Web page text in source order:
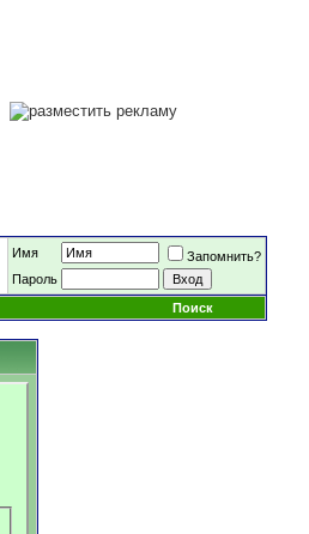
Имя
Запомнить?
Пароль
Поиск